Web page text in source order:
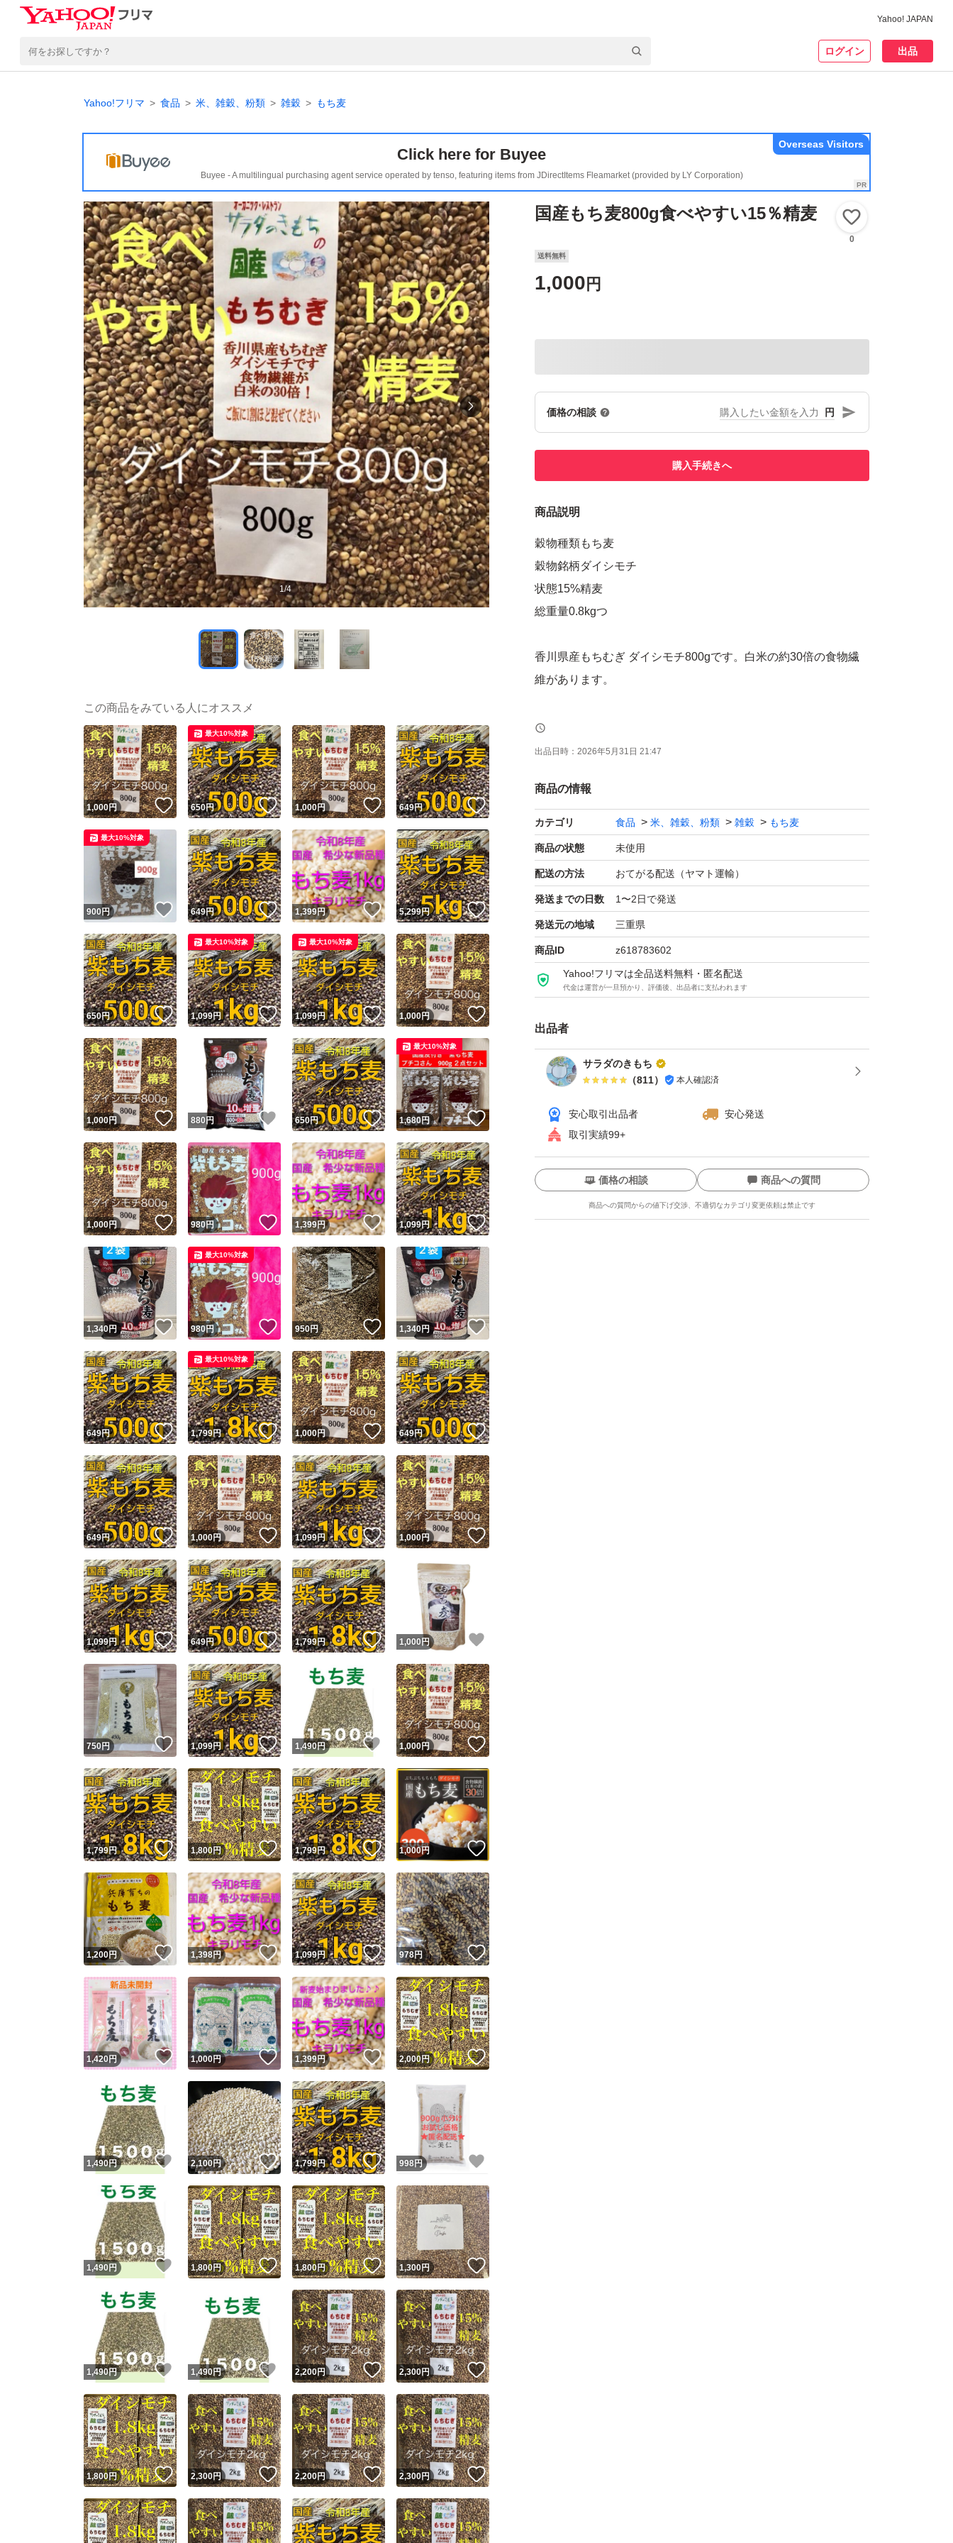
Yahoo! JAPAN
ログイン 出品
Yahoo!フリマ 食品 米、雑穀、粉類 雑穀 もち麦
Click here for Buyee
Buyee - A multilingual purchasing agent service operated by tenso, featuring items from JDirectItems Fleamarket (provided by LY Corporation)
Overseas Visitors
1/4
国産もち麦800g食べやすい15％精麦
0
送料無料
1,000 円
価格の相談 円
購入手続きへ
商品説明
穀物種類もち麦
穀物銘柄ダイシモチ
状態15%精麦
総重量0.8kgつ
香川県産もちむぎ ダイシモチ800gです。白米の約30倍の食物繊
維があります。
好みにもよりますが、玄麦では少し皮が残り、食べにくいので、
食べ易く、食感も程よく残るよう、15%ほど精麦しています。
もち麦と等量の水を加えて炊くだけ。
ダイシモチは、四国讃岐地方で、おそらくは、縄文時代から連綿
と栽培され続けてきた在来のもちむぎ を改良し、1997年に作出さ
れた、紫色の裸麦で、外皮には、アントシアニンを含みます。
βグルカンが 善玉菌を増やし 便秘を解消。
βグルカンは 内臓脂肪を減少させたり
血糖値を上がりにくくしたり
血中コレステロールを低減させます
さまざまな可能性を秘めた
出品日時： 2026年5月31日 21:47
商品の情報
カテゴリ 食品 米、雑穀、粉類 雑穀 もち麦
商品の状態 未使用
配送の方法 おてがる配送（ヤマト運輸）
発送までの日数 1〜2日で発送
発送元の地域 三重県
商品ID z618783602
Yahoo!フリマは全品送料無料・匿名配送
代金は運営が一旦預かり、評価後、出品者に支払われます
出品者
サラダのきもち
（811） 本人確認済
安心取引出品者
安心発送
取引実績99+
ユーザーの実績について
Yahoo!フリマが定めた一定の基準を満たしたユーザーにバッジを付与しています
安心取引出品者
安心取引出品者 Yahoo!フリマの基準をクリアした安心・安全なユーザーです
取引実績
取引実績◯+ このユーザーはYahoo!フリマの取引を完了させた実績があります
他フリマ実績◯+ このユーザーは他フリマサービスでの取引実績があります
スピード&安心発送
※このバッジは実績に基づく表示であり、発送を保証しているものではありません
スピード＆安心発送
このユーザーは高頻度で24時間以内＆設定した発送日数内に発送してい
ます
スピード発送 このユーザーは高頻度で24時間以内に発送しています
安心発送 このユーザーは設定した発送日数内に発送しています
価格の相談 商品への質問
商品への質問からの値下げ交渉、不適切なカテゴリ変更依頼は禁止です
この商品の情報をコピーします
商品画像の 無断転載は禁止されています
コピーは1商品につき1回です
出品ページへ
キャンセル
この商品をみている人にオススメ
1,000円 いいね！
650円 いいね！
最大10%対象
1,000円 いいね！
649円 いいね！
900円 いいね！
最大10%対象
649円 いいね！
1,399円 いいね！
5,299円 いいね！
650円 いいね！
1,099円 いいね！
最大10%対象
1,099円 いいね！
最大10%対象
1,000円 いいね！
1,000円 いいね！
880 円 いいね！
650円 いいね！
1,680円 いいね！
最大10%対象
1,000円 いいね！
980円 いいね！
1,399円 いいね！
1,099円 いいね！
1,340円 いいね！
980円 いいね！
最大10%対象
950円 いいね！
1,340円 いいね！
649円 いいね！
1,799円 いいね！
最大10%対象
1,000円 いいね！
649円 いいね！
649円 いいね！
1,000円 いいね！
1,099円 いいね！
1,000円 いいね！
1,099円 いいね！
649円 いいね！
1,799円 いいね！
1,000 円
750円 いいね！
1,099円 いいね！
1,490円 いいね！
1,000円 いいね！
1,799円 いいね！
1,800円 いいね！
1,799円 いいね！
1,000円 いいね！
1,200円 いいね！
1,398円 いいね！
1,099円 いいね！
978円 いいね！
1,420円 いいね！
1,000円 いいね！
1,399円 いいね！
2,000円 いいね！
1,490円 いいね！
2,100円 いいね！
1,799円 いいね！
998円
1,490円 いいね！
1,800円 いいね！
1,800円 いいね！
1,300円 いいね！
1,490円 いいね！
1,490円 いいね！
2,200円 いいね！
2,300円 いいね！
1,800円 いいね！
2,300円 いいね！
2,200円 いいね！
2,300円 いいね！